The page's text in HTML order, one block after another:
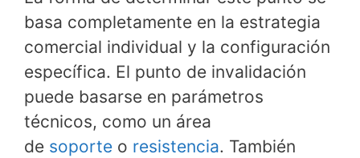
basa completamente en la estrategia
comercial individual y la configuración
específica. El punto de invalidación
puede basarse en parámetros
técnicos, como un área
de soporte o resistencia. También